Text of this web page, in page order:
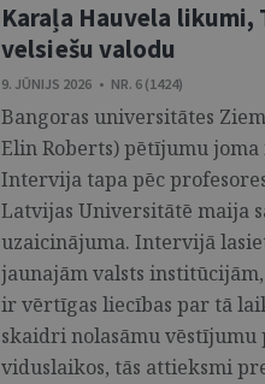
Karaļa Hauvela likumi,
velsiešu valodu
9. JŪNIJS 2026 • NR. 6 (1424)
Bangoras universitātes
Elin Roberts) pētījumu
Intervija tapa pēc
Latvijas Universitātē maija
uzaicinājuma. Intervijā
jaunajām valsts
ir vērtīgas liecības par tā
skaidri nolasāmu vēstījumu
viduslaikos, tās attieksmi